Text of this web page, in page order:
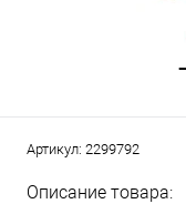
Артикул: 2299792
Описание товара: